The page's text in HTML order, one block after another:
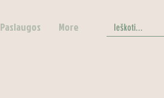
Paslaugos More